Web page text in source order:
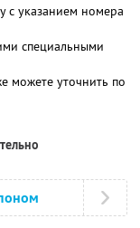
с указанием номера
специальными
можете уточнить по